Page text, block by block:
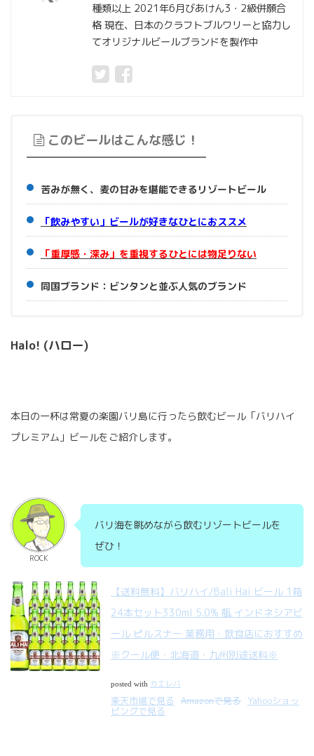
種類以上 2021年6月びあけん3・2級併願合
格 現在、日本のクラフトブルワリーと協力し
てオリジナルビールブランドを製作中
このビールはこんな感じ！
苦みが無く、麦の甘みを堪能できるリゾートビール
「飲みやすい」ビールが好きなひとにおススメ
「重厚感・深み」を重視するひとには物足りない
同国ブランド：ビンタンと並ぶ人気のブランド
Halo! (ハロー)
本日の一杯は常夏の楽園バリ島に行ったら飲むビール「バリハイ
プレミアム」ビールをご紹介します。
ROCK
バリ海を眺めながら飲むリゾートビールを
ぜひ！
【送料無料】バリハイ/Bali Hai ビール 1箱
24本セット330ml 5.0% 瓶 インドネシアビ
ール ピルスナー 業務用・飲食店におすすめ
※クール便・北海道・九州別途送料※
posted with カエレバ
楽天市場で見る Amazonで見る Yahooショッ
ピングで見る